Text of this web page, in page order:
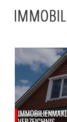
content